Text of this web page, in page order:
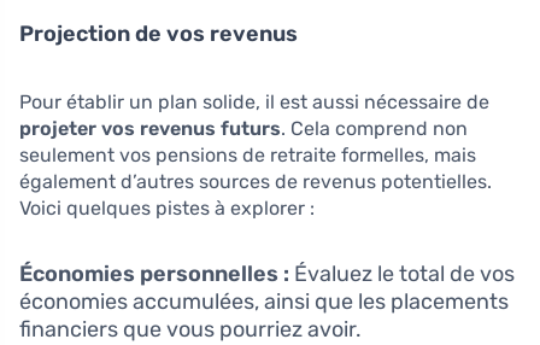
Projection de vos revenus
Pour établir un plan solide, il est aussi nécessaire de
projeter vos revenus futurs. Cela comprend non
seulement vos pensions de retraite formelles, mais
également d’autres sources de revenus potentielles.
Voici quelques pistes à explorer :
Économies personnelles : Évaluez le total de vos
économies accumulées, ainsi que les placements
financiers que vous pourriez avoir.